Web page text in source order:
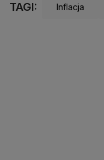
TAGI: Inflacja